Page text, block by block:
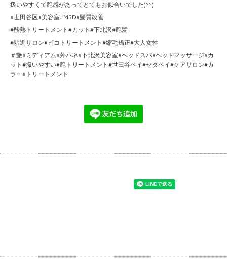
扱いやすくて艶感があってとてもお似合いでした(^^)
#世田谷区#美容室#M3D#髪質改善
#酸熱トリートメント#カット#下北沢#艶髪
#駅近サロン#ピコトリートメント#縮毛矯正#大人女性
＃艶#ミディアム#外ハネ#下北沢美容室#ヘッドスパ#ヘッドマッサージ#カ
ット#扱いやすい#艶トリートメント#世田谷ペイ#セタペイ#ケアサロン#カ
ラー#トリートメント